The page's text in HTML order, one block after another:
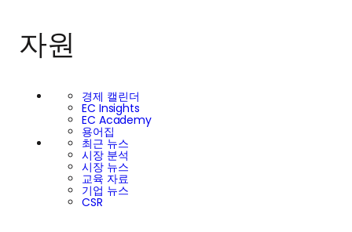
자원
경제 캘린더
EC Insights
EC Academy
용어집
최근 뉴스
시장 분석
시장 뉴스
교육 자료
기업 뉴스
CSR